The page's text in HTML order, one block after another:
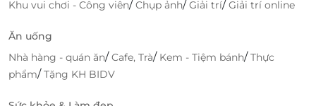
Khu vui chơi - Công viên/Chụp ảnh/Giải trí/Giải trí online
Ăn uống
Nhà hàng - quán ăn/Cafe, Trà/ Kem - Tiệm bánh/Thực
phẩm/Tặng KH BIDV